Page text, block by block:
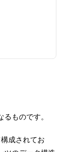
ものです。
成されてお